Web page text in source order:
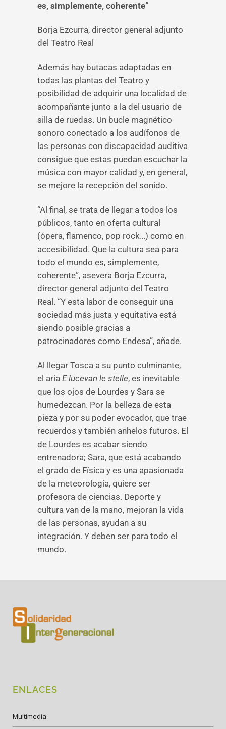
es, simplemente, coherente”
Borja Ezcurra, director general adjunto
del Teatro Real
Además hay butacas adaptadas en
todas las plantas del Teatro y
posibilidad de adquirir una localidad de
acompañante junto a la del usuario de
silla de ruedas. Un bucle magnético
sonoro conectado a los audífonos de
las personas con discapacidad auditiva
consigue que estas puedan escuchar la
música con mayor calidad y, en general,
se mejore la recepción del sonido.
“Al final, se trata de llegar a todos los
públicos, tanto en oferta cultural
(ópera, flamenco, pop rock…) como en
accesibilidad. Que la cultura sea para
todo el mundo es, simplemente,
coherente”, asevera Borja Ezcurra,
director general adjunto del Teatro
Real. “Y esta labor de conseguir una
sociedad más justa y equitativa está
siendo posible gracias a
patrocinadores como Endesa”, añade.
Al llegar Tosca a su punto culminante,
el aria E lucevan le stelle, es inevitable
que los ojos de Lourdes y Sara se
humedezcan. Por la belleza de esta
pieza y por su poder evocador, que trae
recuerdos y también anhelos futuros. El
de Lourdes es acabar siendo
entrenadora; Sara, que está acabando
el grado de Física y es una apasionada
de la meteorología, quiere ser
profesora de ciencias. Deporte y
cultura van de la mano, mejoran la vida
de las personas, ayudan a su
integración. Y deben ser para todo el
mundo.
ENLACES
Multimedia